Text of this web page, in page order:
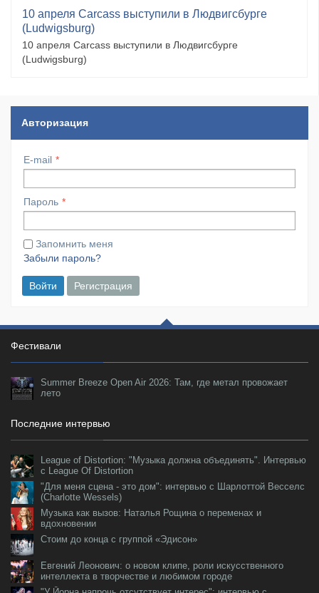
10 апреля Carcass выступили в Людвигсбурге
(Ludwigsburg)
10 апреля Carcass выступили в Людвигсбурге
(Ludwigsburg)
Авторизация
E-mail
Пароль
Запомнить меня
Забыли пароль?
Войти Регистрация
Фестивали
Summer Breeze Open Air 2026: Там, где метал провожает
лето
Последние интервью
League of Distortion: "Музыка должна объединять". Интервью
с League Of Distortion
"Для меня сцена - это дом": интервью с Шарлоттой Весселс
(Charlotte Wessels)
Музыка как вызов: Наталья Рощина о переменах и
вдохновении
Стоим до конца с группой «Эдисон»
Евгений Леонович: о новом клипе, роли искусственного
интеллекта в творчестве и любимом городе